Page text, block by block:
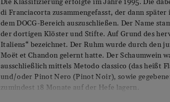
di Franciacorta zusammengefasst, der dann
dem DOCG-Bereich auszuschließen. Der Name
der dortigen Klöster und Stifte. Auf Grund des
Italiens“ bezeichnet. Der Ruhm wurde durch den
Moët et Chandon gelernt hatte. Der Schaumwein
ausschließlich mittels Metodo classico (das heißt
und/oder Pinot Nero (Pinot Noir), sowie
zumindest 18 Monate auf der Hefe lagern.